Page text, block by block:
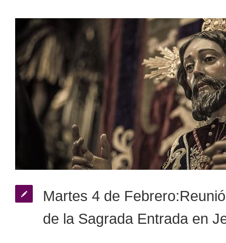
Martes 4 de
de la Sagrada Entrada en